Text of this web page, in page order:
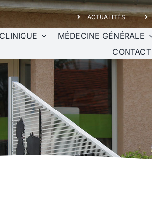
ACTUALITÉS
MÉDECINE GÉNÉRALE
CONTACT